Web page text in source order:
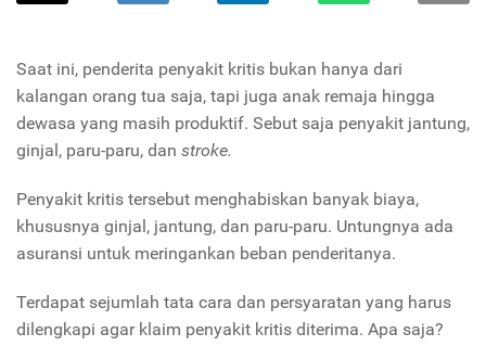
Saat ini, penderita penyakit kritis bukan hanya dari
kalangan orang tua saja, tapi juga anak remaja hingga
dewasa yang masih produktif. Sebut saja penyakit jantung,
ginjal, paru-paru, dan stroke.
Penyakit kritis tersebut menghabiskan banyak biaya,
khususnya ginjal, jantung, dan paru-paru. Untungnya ada
asuransi untuk meringankan beban penderitanya.
Terdapat sejumlah tata cara dan persyaratan yang harus
dilengkapi agar klaim penyakit kritis diterima. Apa saja?